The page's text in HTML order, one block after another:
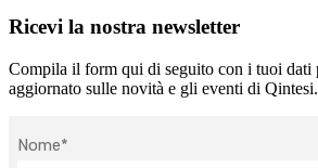
Ricevi la nostra newsletter
Compila il form qui di seguito con i tuoi dati
aggiornato sulle novità e gli eventi di Qintesi.